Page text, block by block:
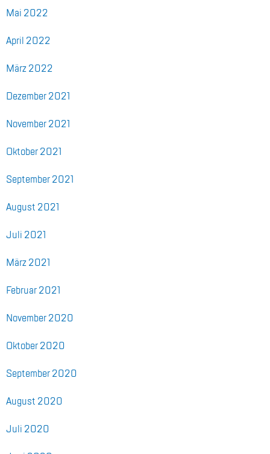
Mai 2022
April 2022
März 2022
De­zem­ber 2021
No­vem­ber 2021
Ok­to­ber 2021
Sep­tem­ber 2021
Au­gust 2021
Juli 2021
März 2021
Fe­bru­ar 2021
No­vem­ber 2020
Ok­to­ber 2020
Sep­tem­ber 2020
Au­gust 2020
Juli 2020